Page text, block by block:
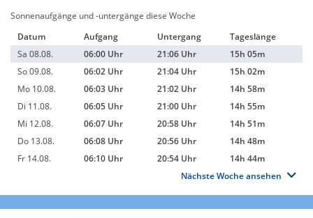
Sonnenaufgänge und -untergänge diese Woche
Datum
Aufgang Untergang
Tageslänge
Sa 08.08.
06:00 Uhr 21:06 Uhr
15h 05m
So 09.08.
06:02 Uhr 21:04 Uhr
15h 02m
Mo 10.08.
06:03 Uhr 21:02 Uhr
14h 58m
Di 11.08.
06:05 Uhr 21:00 Uhr
14h 55m
Mi 12.08.
06:07 Uhr 20:58 Uhr
14h 51m
Do 13.08.
06:08 Uhr 20:56 Uhr
14h 48m
Fr 14.08.
06:10 Uhr 20:54 Uhr
14h 44m
Nächste Woche ansehen